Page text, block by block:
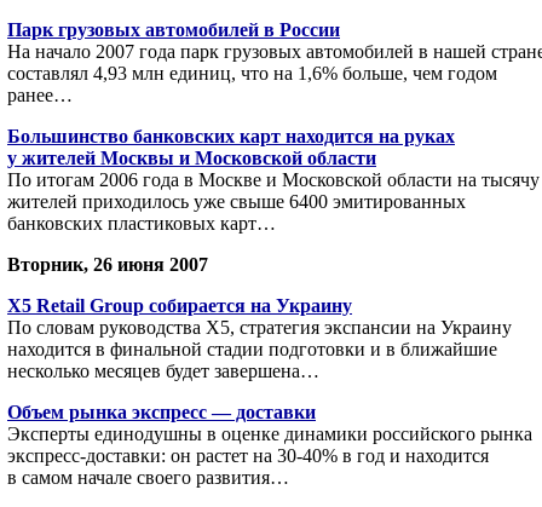
Парк грузовых автомобилей в России
На начало 2007 года парк грузовых автомобилей в нашей
составлял 4,93 млн единиц, что на 1,6% больше, чем годом
ранее…
Большинство банковских карт находится на руках
у жителей Москвы и Московской области
По итогам 2006 года в Москве и Московской области на тысячу
жителей приходилось уже свыше 6400 эмитированных
банковских пластиковых карт…
Вторник, 26 июня 2007
X5 Retail Group cобирается на Украину
По словам руководства X5, стратегия экспансии на Украину
находится в финальной стадии подготовки и в ближайшие
несколько месяцев будет завершена…
Объем рынка экспресс — доставки
Эксперты единодушны в оценке динамики российского рынка
экспресс-доставки: он растет на 30-40% в год и находится
в самом начале своего развития…